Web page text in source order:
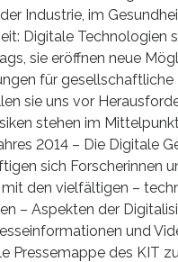
Industrie, im
Digitale Technologien
sie eröffnen neue
für gesellschaftliche
sie uns vor
stehen im
2014 – Die Digitale
sich Forscherinnen
den vielfältigen –
– Aspekten der
und
Pressemappe des KIT